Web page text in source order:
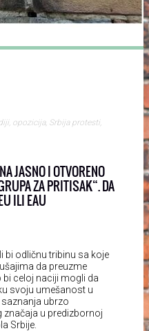
, opozicija, Srbija protesti,
JASNO I OTVORENO
ZA PRITISAK“. DA
ILI EAU
bi odličnu tribinu sa koje
da preuzme
bi celoj naciji mogli da
svoju umešanost u
saznanja ubrzo
u predizbornoj
Srbije.